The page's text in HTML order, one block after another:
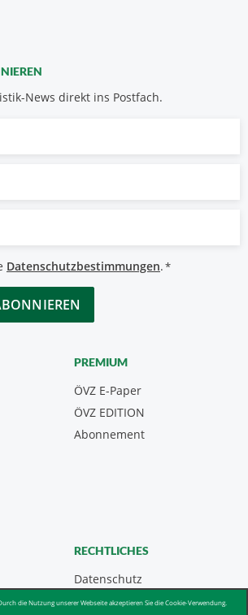
die Nutzung unserer Webseite akzeptieren Sie die Cookie-Verwendung.
News direkt ins Postfach.
Datenschutzbestimmungen.*
PREMIUM
ÖVZ E-Paper
Abonnement
ÖVZ EDITION
RECHTLICHES
Datenschutz
Impressum